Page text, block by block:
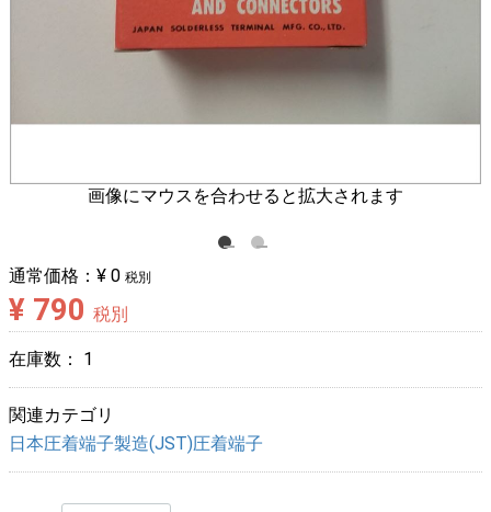
画像にマウスを合わせると拡大されます
通常価格： ¥ 0 税別
¥ 790 税別
在庫数： 1
関連カテゴリ
日本圧着端子製造(JST)圧着端子